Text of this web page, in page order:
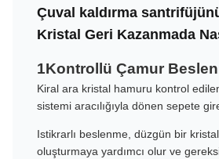
Çuval kaldırma
Kristal Geri Kazanmada
1Kontrollü Çamur
Kiral ara kristal hamuru kontrol
sistemi aracılığıyla dönen sepete
Istikrarlı beslenme, düzgün bir
oluşturmaya yardımcı olur ve